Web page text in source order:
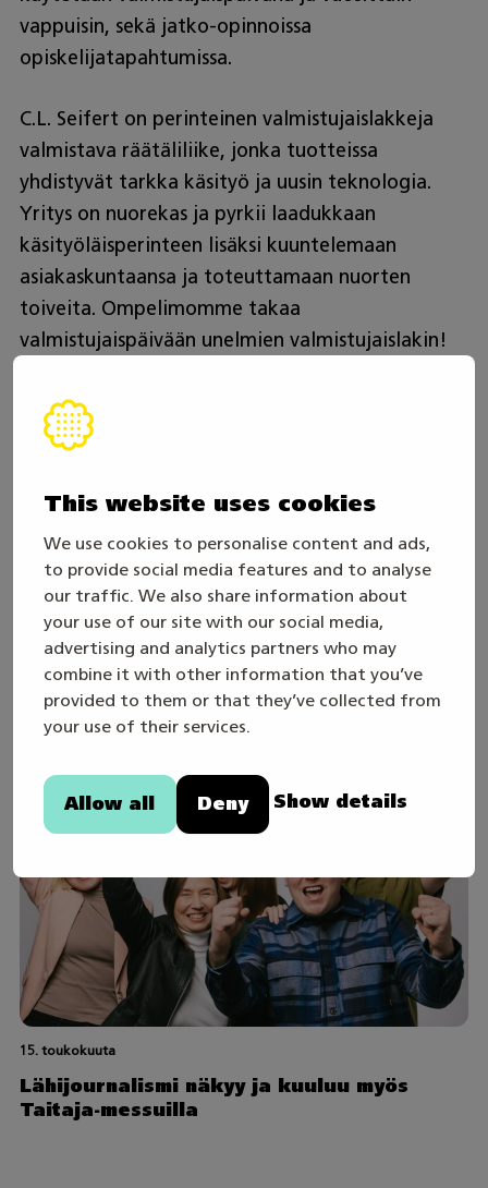
This website uses cookies
We use cookies to personalise content and ads,
to provide social media features and to analyse
our traffic. We also share information about
your use of our site with our social media,
advertising and analytics partners who may
combine it with other information that you’ve
provided to them or that they’ve collected from
your use of their services.
Allow all Deny Show details
vappuisin, sekä jatko-opinnoissa
opiskelijatapahtumissa.
C.L. Seifert on perinteinen valmistujaislakkeja
valmistava räätäliliike, jonka tuotteissa
yhdistyvät tarkka käsityö ja uusin teknologia.
Yritys on nuorekas ja pyrkii laadukkaan
käsityöläisperinteen lisäksi kuuntelemaan
asiakaskuntaansa ja toteuttamaan nuorten
toiveita. Ompelimomme takaa
valmistujaispäivään unelmien valmistujaislakin!
Hae vaikuttajaksi:
https://clseifert.com/fi/yhteistyo-c-l-seifertin-
Jaa artikkeli
TWITTER FACEBOOK LINKEDIN
Sinua saattaisi kiinnostaa
myös
15. toukokuuta
Lähijournalismi näkyy ja kuuluu myös
Taitaja-messuilla